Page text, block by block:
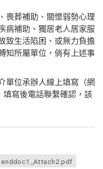
喪葬補助、關懷弱勢心理
病補助、獨居老人居家服
致生活陷困、或無力負擔
知所屬單位，倘有上述事
單位承辦人線上填寫（網
寫後電話聯繫確認，該